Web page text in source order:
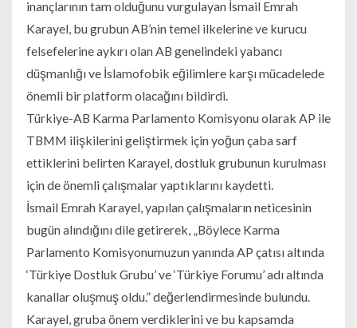
inançlarının tam olduğunu vurgulayan İsmail Emrah
Karayel, bu grubun AB’nin temel ilkelerine ve kurucu
felsefelerine aykırı olan AB genelindeki yabancı
düşmanlığı ve İslamofobik eğilimlere karşı mücadelede
önemli bir platform olacağını bildirdi.
Türkiye-AB Karma Parlamento Komisyonu olarak AP ile
TBMM ilişkilerini geliştirmek için yoğun çaba sarf
ettiklerini belirten Karayel, dostluk grubunun kurulması
için de önemli çalışmalar yaptıklarını kaydetti.
İsmail Emrah Karayel, yapılan çalışmaların neticesinin
bugün alındığını dile getirerek, „Böylece Karma
Parlamento Komisyonumuzun yanında AP çatısı altında
‘Türkiye Dostluk Grubu’ ve ‘Türkiye Forumu’ adı altında
kanallar oluşmuş oldu.” değerlendirmesinde bulundu.
Karayel, gruba önem verdiklerini ve bu kapsamda